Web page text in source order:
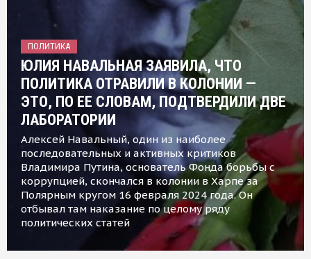
ПОЛИТИКА
ЮЛИЯ НАВАЛЬНАЯ ЗАЯВИЛА, ЧТО
ПОЛИТИКА ОТРАВИЛИ В КОЛОНИИ —
ЭТО, ПО ЕЕ СЛОВАМ, ПОДТВЕРДИЛИ ДВЕ
ЛАБОРАТОРИИ
Алексей Навальный, один из наиболее
последовательных и активных критиков
Владимира Путина, основатель Фонда борьбы с
коррупцией, скончался в колонии в Харпе за
Полярным кругом 16 февраля 2024 года. Он
отбывал там наказание по целому ряду
политических статей